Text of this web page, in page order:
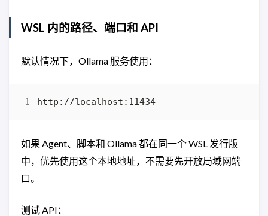
WSL 内的路径、端口和 API
默认情况下，Ollama 服务使用：
如果 Agent、脚本和 Ollama 都在同一个 WSL 发行版
中，优先使用这个本地地址，不需要先开放局域网端
口。
测试 API：